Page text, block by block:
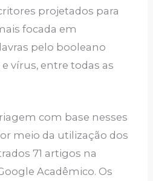
projetados para
focada em
pelo booleano
vírus, entre todas as
com base nesses
meio da utilização dos
71 artigos na
Acadêmico. Os